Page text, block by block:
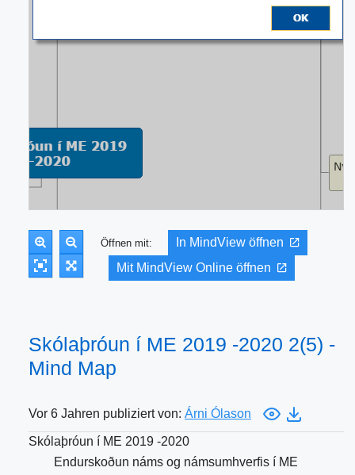
Öffnen mit:
In MindView öffnen
Mit MindView Online öffnen
Skólaþróun í ME 2019 -2020 2(5) -
Mind Map
Vor 6 Jahren publiziert von: Árni Ólason
Skólaþróun í ME 2019 -2020
Endurskoðun náms og námsumhverfis í ME